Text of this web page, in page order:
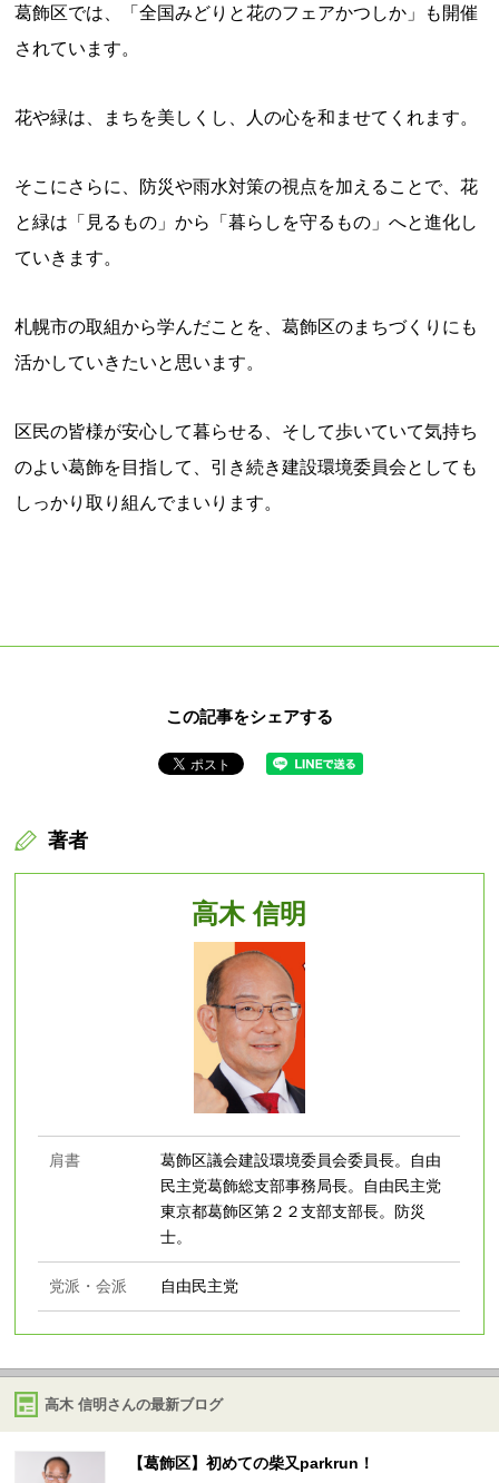
葛飾区では、「全国みどりと花のフェアかつしか」も開催
されています。
花や緑は、まちを美しくし、人の心を和ませてくれます。
そこにさらに、防災や雨水対策の視点を加えることで、花
と緑は「見るもの」から「暮らしを守るもの」へと進化し
ていきます。
札幌市の取組から学んだことを、葛飾区のまちづくりにも
活かしていきたいと思います。
区民の皆様が安心して暮らせる、そして歩いていて気持ち
のよい葛飾を目指して、引き続き建設環境委員会としても
しっかり取り組んでまいります。
この記事をシェアする
著者
高木 信明
肩書
葛飾区議会建設環境委員会委員長。自由
民主党葛飾総支部事務局長。自由民主党
東京都葛飾区第２２支部支部長。防災
士。
党派・会派 自由民主党
高木 信明さんの最新ブログ
【葛飾区】初めての柴又parkrun！